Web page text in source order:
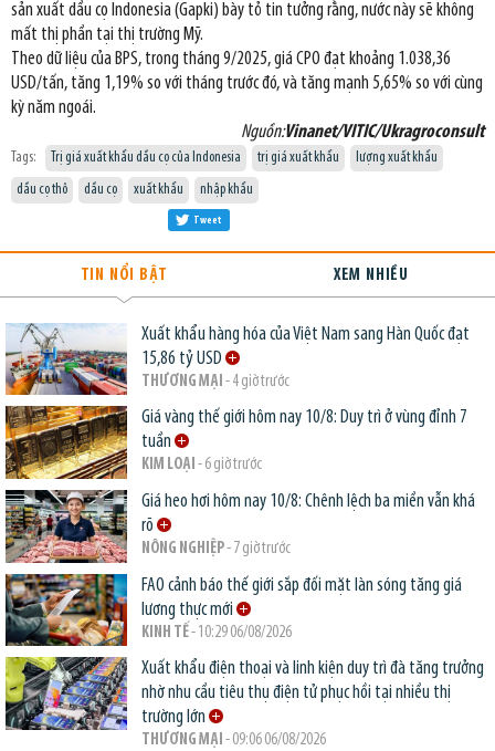
sản xuất dầu cọ Indonesia (Gapki) bày tỏ tin tưởng rằng, nước này sẽ không
mất thị phần tại thị trường Mỹ.
Theo dữ liệu của BPS, trong tháng 9/2025, giá CPO đạt khoảng 1.038,36
USD/tấn, tăng 1,19% so với tháng trước đó, và tăng mạnh 5,65% so với cùng
kỳ năm ngoái.
Nguồn:Vinanet/VITIC/Ukragroconsult
Tags: Trị giá xuất khẩu dầu cọ của Indonesia trị giá xuất khẩu
lượng xuất khẩu
dầu cọ thô
dầu cọ xuất khẩu nhập khẩu
Tweet
TIN NỔI BẬT XEM NHIỀU
Xuất khẩu hàng hóa của Việt Nam sang Hàn Quốc đạt
15,86 tỷ USD
THƯƠNG MẠI - 4 giờ trước
Giá vàng thế giới hôm nay 10/8: Duy trì ở vùng đỉnh 7
tuần
KIM LOẠI - 6 giờ trước
Giá heo hơi hôm nay 10/8: Chênh lệch ba miền vẫn khá
rõ
NÔNG NGHIỆP- 7 giờ trước
FAO cảnh báo thế giới sắp đối mặt làn sóng tăng giá
lương thực mới
KINH TẾ- 10:29 06/08/2026
Xuất khẩu điện thoại và linh kiện duy trì đà tăng trưởng
nhờ nhu cầu tiêu thụ điện tử phục hồi tại nhiều thị
trường lớn
THƯƠNG MẠI - 09:06 06/08/2026